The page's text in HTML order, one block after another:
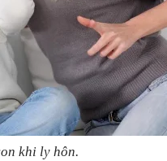
khi ly hôn.